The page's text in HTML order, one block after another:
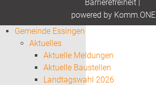
Barrierefreiheit|
powered by Komm.ONE
Gemeinde Essingen
Aktuelles
Aktuelle Meldungen
Aktuelle Baustellen
Landtagswahl 2026